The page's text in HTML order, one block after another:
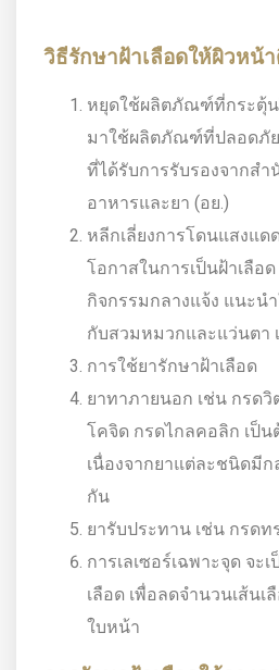
วิธีรักษาฝ้าเลือดให้ผิวหน้
หยุดใช้ผลิตภัณฑ์ที่กระตุ้น
มาใช้ผลิตภัณฑ์ที่ปลอดภั
ที่ได้รับการรับรองจากส
อาหารและยา (อย.)
หลีกเลี่ยงการโดนแสงแด
โอกาสในการเป็นฝ้าเลือ
กิจกรรมกลางแจ้ง แนะ
กับสวมหมวกและแว่นตา
การใช้ยารักษาฝ้าเลือด
ยาทาภายนอก เช่น กรดวิ
โคจิด กรดไกลคอลิก เป็
เนื่องจากยาแต่ละชนิดมี
กัน
ยารับประทาน เช่น กรดท
การเลเซอร์เฉพาะจุด จะ
เลือด เพื่อลดจำนวนเส้น
ใบหน้า